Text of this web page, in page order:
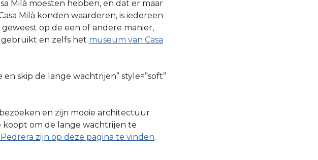
Milà moesten hebben, en dat er maar
Milà konden waarderen, is iedereen
op de een of andere manier,
en zelfs het museum van Casa
skip de lange wachtrijen” style=”soft”
en zijn mooie architectuur
om de lange wachtrijen te
zijn op deze pagina te vinden.